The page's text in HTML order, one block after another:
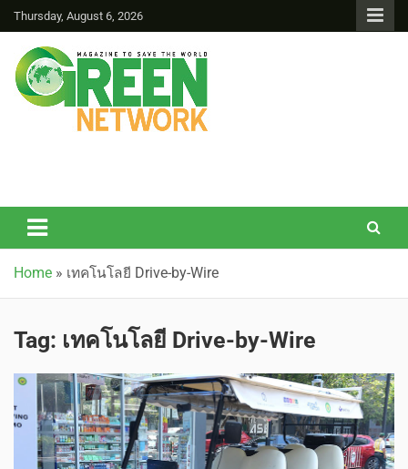
Thursday, August 6, 2026
Home » เทคโนโลยี Drive-by-Wire
Tag: เทคโนโลยี Drive-by-Wire